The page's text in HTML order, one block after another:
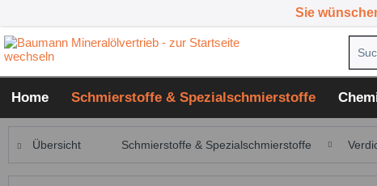
Sie
Home Schmierstoffe & Spezialschmierstoffe
Übersicht Schmierstoffe & Spezialschmierstoffe